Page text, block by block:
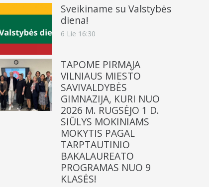
Sveikiname su Valstybės
diena!
6 Lie 16:30
TAPOME PIRMĄJA
VILNIAUS MIESTO
SAVIVALDYBĖS
GIMNAZIJA, KURI NUO
2026 M. RUGSĖJO 1 D.
SIŪLYS MOKINIAMS
MOKYTIS PAGAL
TARPTAUTINIO
BAKALAUREATO
PROGRAMAS NUO 9
KLASĖS!